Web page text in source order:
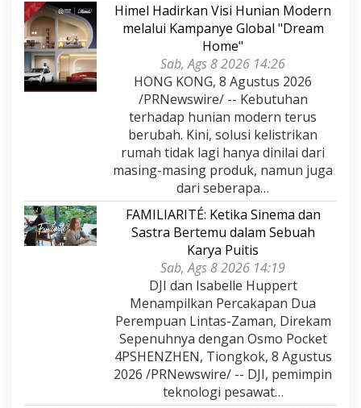
Himel Hadirkan Visi Hunian Modern
melalui Kampanye Global "Dream
Home"
Sab, Ags 8 2026 14:26
HONG KONG, 8 Agustus 2026
/PRNewswire/ -- Kebutuhan
terhadap hunian modern terus
berubah. Kini, solusi kelistrikan
rumah tidak lagi hanya dinilai dari
masing-masing produk, namun juga
dari seberapa…
FAMILIARITÉ: Ketika Sinema dan
Sastra Bertemu dalam Sebuah
Karya Puitis
Sab, Ags 8 2026 14:19
DJI dan Isabelle Huppert
Menampilkan Percakapan Dua
Perempuan Lintas-Zaman, Direkam
Sepenuhnya dengan Osmo Pocket
4PSHENZHEN, Tiongkok, 8 Agustus
2026 /PRNewswire/ -- DJI, pemimpin
teknologi pesawat…